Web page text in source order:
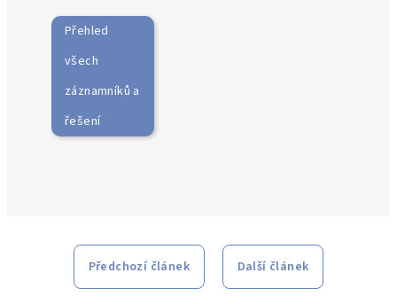
Přehled
všech
záznamníků a
řešení
Předchozí článek Další článek